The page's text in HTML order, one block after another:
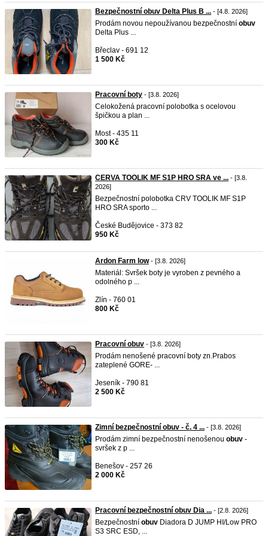
Bezpečnostní obuv Delta Plus B ... - [4.8. 2026]
Prodám novou nepoužívanou bezpečnostní obuv
Delta Plus ...
Břeclav - 691 12
1 500 Kč
Pracovní boty - [3.8. 2026]
Celokožená pracovní polobotka s ocelovou
špičkou a plan ...
Most - 435 11
300 Kč
CERVA TOOLIK MF S1P HRO SRA ve ... - [3.8.
2026]
Bezpečnostní polobotka CRV TOOLIK MF S1P
HRO SRA sporto ...
České Budějovice - 373 82
950 Kč
Ardon Farm low- [3.8. 2026]
Materiál: Svršek boty je vyroben z pevného a
odolného p ...
Zlín - 760 01
800 Kč
Pracovní obuv - [3.8. 2026]
Prodám nenošené pracovní boty zn.Prabos
zateplené GORE- ...
Jeseník - 790 81
2 500 Kč
Zimní bezpečnostní obuv - č. 4 ... - [3.8. 2026]
Prodám zimní bezpečnostní nenošenou obuv -
svršek z p ...
Benešov - 257 26
2 000 Kč
Pracovní bezpečnostní obuv Dia ... - [2.8. 2026]
Bezpečnostní obuv Diadora D JUMP HI/Low PRO
S3 SRC ESD, ...